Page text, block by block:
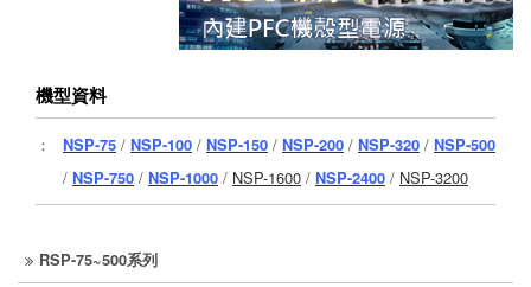
機型資料
： NSP-75 / NSP-100 / NSP-150 / NSP-200 / NSP-320 / NSP-500
/ NSP-750 / NSP-1000 / NSP-1600 / NSP-2400 / NSP-3200
RSP-75~500系列